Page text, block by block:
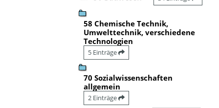
58 Chemische Technik,
Umwelttechnik, verschiedene
Technologien
5 Einträge
70 Sozialwissenschaften
allgemein
2 Einträge